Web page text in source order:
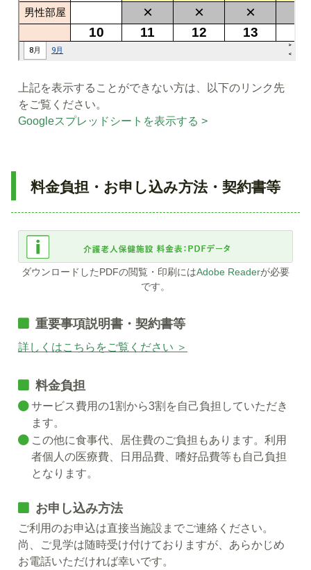
上記を表示することができない方は、以下のリンク先
をご覧ください。
Googleスプレッドシートを表示する >
料金負担・お申し込み方法・契約書等
ダウンロードしたPDFの閲覧・印刷にはAdobe Readerが必要
です。
重要事項説明書・契約書等
詳しくはこちらをご覧ください ＞
料金負担
サービス費用の1割から3割を自己負担していただき
ます。
この他に食事代、居住費のご負担もあります。利用
者個人の医療費、日用品費、嗜好品費等も自己負担
となります。
お申し込み方法
ご利用のお申込は直接当施設までご連絡ください。
尚、ご見学は随時受け付けておりますが、あらかじめ
お電話いただければ幸いです。